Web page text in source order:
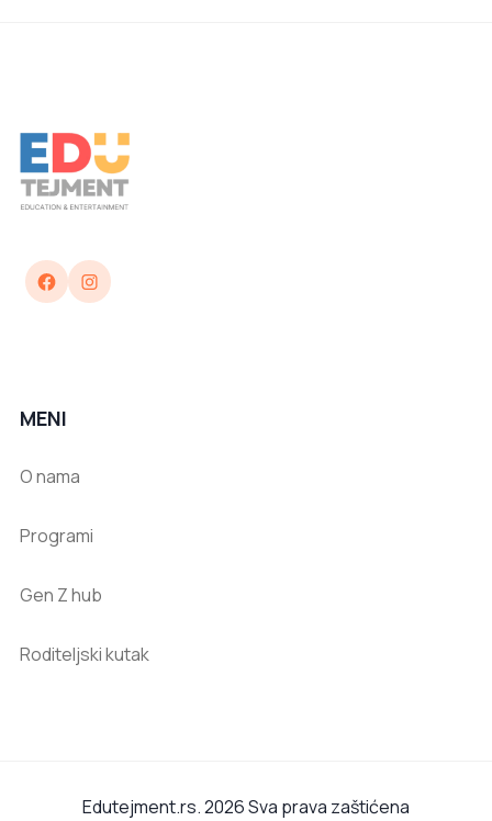
FacebookInstagram
MENI
O nama
Programi
Gen Z hub
Roditeljski kutak
Edutejment.rs. 2026 Sva prava zaštićena